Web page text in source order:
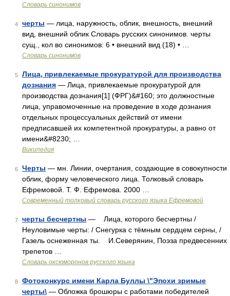
Словарь синонимов
4 черты — лица, наружность, облик, внешность, внешний
вид, внешний облик Словарь русских синонимов. черты
сущ., кол во синонимов: 6 • внешний вид (18) • …
Словарь синонимов
5
Лица, привлекаемые прокуратурой для производства
дознания — Лица, привлекаемые прокуратурой для
производства дознания[1] (ФРГ)&#160; это должностные
лица, управомоченные на проведение в ходе дознания
отдельных процессуальных действий от имени
предписавшей их компетентной прокуратуры, а равно от
имени&#8230; …
Википедия
6 Черты — мн. Линии, очертания, создающие в совокупности
облик, форму человеческого лица. Толковый словарь
Ефремовой. Т. Ф. Ефремова. 2000 …
Современный толковый словарь русского языка Ефремовой
7 черты бесчертны — Лица, которого бесчертны /
Неуловимые черты: / Снегурка с тёмным сердцем серны, /
Газель оснеженная ты. И.Северянин, Поэза предвесенних
трепетов …
Словарь оксюморонов русского языка
8
Фотоконкурс имени Карла Буллы \"Эпохи зримые
черты\ — Обложка брошюры с работами победителей